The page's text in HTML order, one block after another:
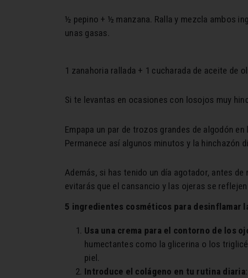
½ pepino + ½ manzana. Ralla y mezcla ambos
unas gasas.
1 zanahoria rallada + 1 cucharada de aceite de
Si te levantas en ocasiones con losojos muy
Empapa un par de trozos grandes de algodón
Permanece así algunos minutos y la hinchazón
Además, si has tenido un día agotador, antes
evitarás que el cansancio y las ojeras se
5 ingredientes cosméticos para desinflamar
Usa una crema para el contorno de los
humectantes como la glicerina o los
piel.
Introduce el colágeno en tu rutina diaria